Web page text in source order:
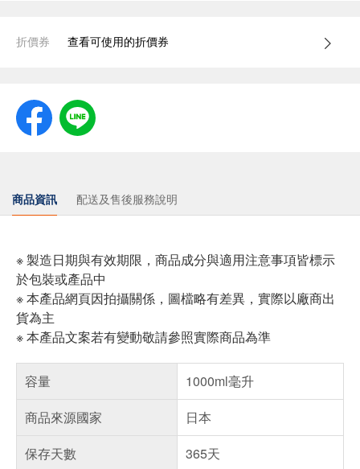
折價券 查看可使用的折價券
商品資訊 配送及售後服務說明
※ 製造日期與有效期限，商品成分與適用注意事項皆標示
於包裝或產品中
※ 本產品網頁因拍攝關係，圖檔略有差異，實際以廠商出
貨為主
※ 本產品文案若有變動敬請參照實際商品為準
容量
1000ml毫升
商品來源國家
日本
保存天數
365天